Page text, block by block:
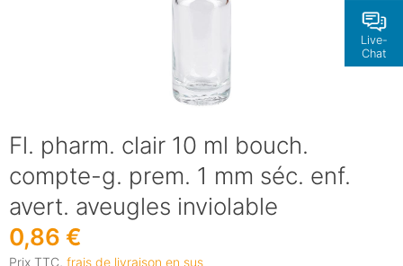
Live-
Chat
Fl. pharm. clair 10 ml bouch.
compte-g. prem. 1 mm séc. enf.
avert. aveugles inviolable
0,86 €
Prix TTC, frais de livraison en sus